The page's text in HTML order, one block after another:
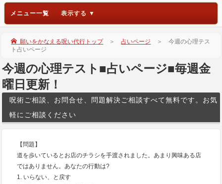
メニュー一覧
願いをかなえる呪い代行トップ＞占いページ
＞ 今週の心理テス
ト占いページ
今週の心理テスト■占いページ■毎週金
曜日更新！
呪術ご相談、お問合せ、問題解決ご相談すべて無料です。お気
軽にご相談ください
【問題】
道を歩いているとお店のチラシを手渡されました。あまり興味ある店
ではありません。あなたの行動は?
1. いらない、と戻す